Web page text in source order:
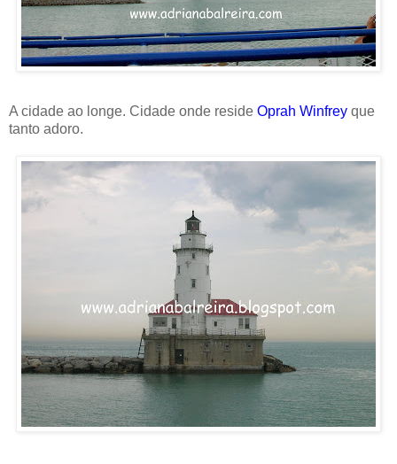
A cidade ao longe. Cidade onde reside Oprah Winfrey que
tanto adoro.